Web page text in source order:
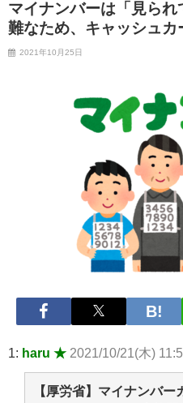
36歳の彼女と結婚したいのに、
ライブ”が地獄すぎた 他 /
【画像】長濱ねる(27歳)の乳が
ズｗｗｗｗｗｗｗｗｗｗ 他 /
【画像】人気Vチューバーさん
ｗｗｗｗｗ 他 / 2chnaviヘッドラ
【悲報】2050年の日本、独身ボ
ｗ 他 / 2chnaviヘッドライン
マイナンバーは「見ら
難なため、キャッシュカ
2021年10月25日
1: haru ★ 2021/10/21(木)
【厚労省】マイナンバー